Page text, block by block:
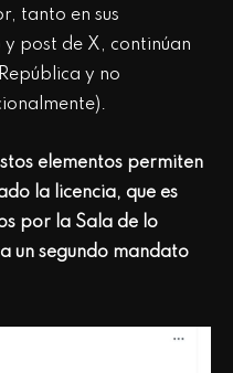
tanto en sus
post de X, continúan
y no
elementos permiten
la licencia, que es
por la Sala de lo
un segundo mandato